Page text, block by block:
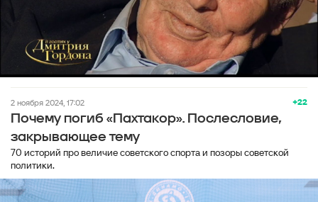
+22
2 ноября 2024, 17:02
Почему погиб «Пахтакор». Послесловие,
закрывающее тему
70 историй про величие советского спорта и позоры советской
политики.